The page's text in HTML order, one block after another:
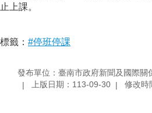
止上課。
標籤： #停班停課
發布單位：臺南市政府新聞及國際關
上版日期：113-09-30
修改時